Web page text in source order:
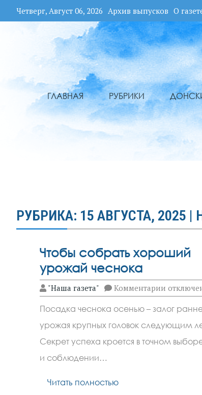
Четверг, Август 06, 2026 Архив выпусков О
ГЛАВНАЯ РУБРИКИ
РУБРИКА: 15 АВГУСТА, 2025 |
Чтобы собрать хороший
урожай чеснока
"Наша газета" Комментариик
записи
собрать
хороший
урожай
чеснока
Посадка чеснока осенью – залог
урожая крупных головок следующим
Секрет успеха кроется в точном
и соблюдении…
Читать полностью